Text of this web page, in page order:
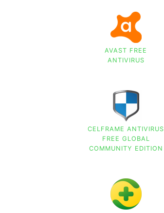
AVAST FREE
ANTIVIRUS
CELFRAME ANTIVIRUS
FREE GLOBAL
COMMUNITY EDITION